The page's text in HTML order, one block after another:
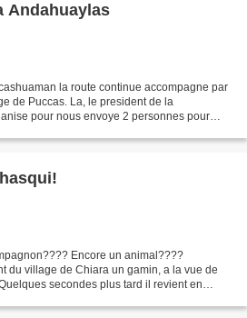
Andahuaylas
la route continue accompagne par
de Puccas. La, le president de la
pour nous envoye 2 personnes pour
Encore un animal????
du village de Chiara un gamin, a la vue de
secondes plus tard il revient en